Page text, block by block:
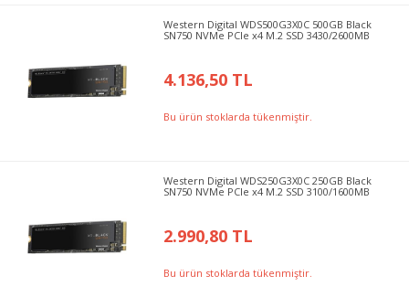
Western Digital WDS500G3X0C 500GB Black
SN750 NVMe PCIe x4 M.2 SSD 3430/2600MB
4.136,50 TL
Bu ürün stoklarda tükenmiştir.
Western Digital WDS250G3X0C 250GB Black
SN750 NVMe PCIe x4 M.2 SSD 3100/1600MB
2.990,80 TL
Bu ürün stoklarda tükenmiştir.